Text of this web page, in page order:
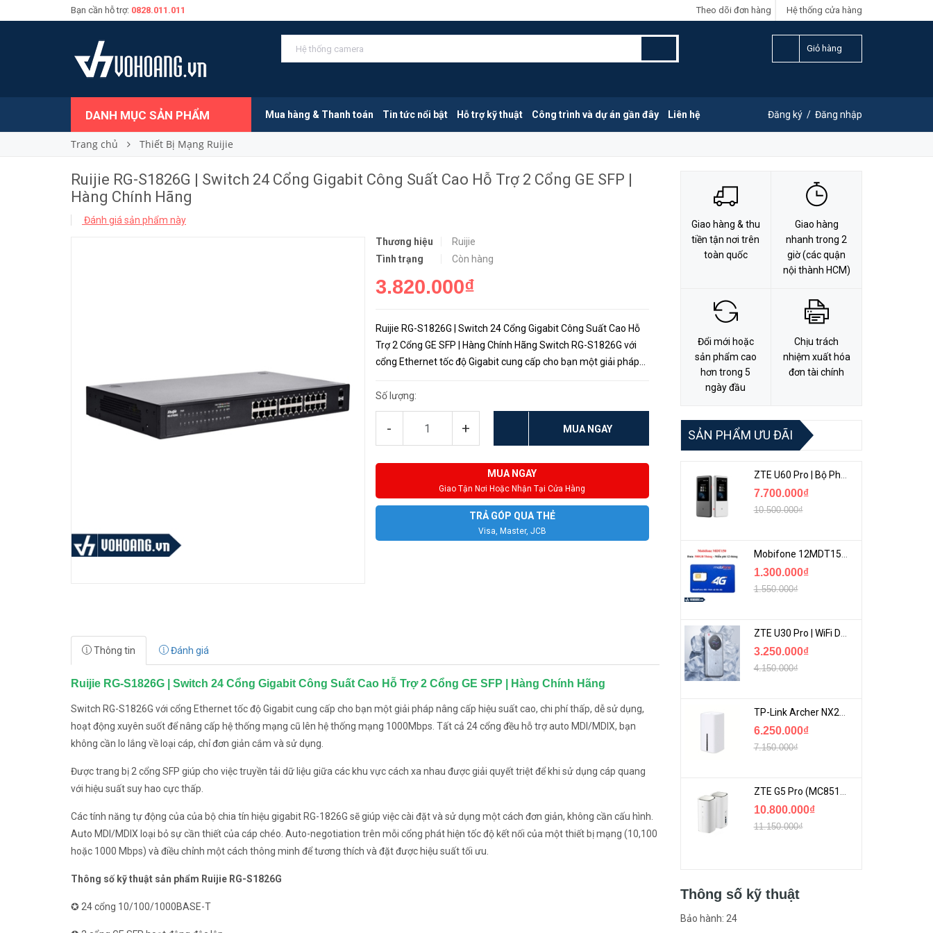
Bạn cần hỗ trợ: 0828.011.011 Hệ thống cửa hàng
Theo dõi đơn hàng
Giỏ hàng
DANH MỤC SẢN PHẨM Mua hàng & Thanh toán Tin tức nổi bật Hỗ trợ kỹ thuật Công trình và dự án gần đây Liên hệ Đăng ký / Đăng nhập
Trang chủ Thiết Bị Mạng Ruijie
Ruijie RG-S1826G | Switch 24 Cổng Gigabit Công Suất Cao Hỗ Trợ 2 Cổng GE SFP |
Hàng Chính Hãng
Đánh giá sản phẩm này
Thương hiệu
Ruijie
Tình trạng
Còn hàng
3.820.000₫
Ruijie RG-S1826G | Switch 24 Cổng Gigabit Công Suất Cao Hỗ
Trợ 2 Cổng GE SFP | Hàng Chính Hãng Switch RG-S1826G với
cổng Ethernet tốc độ Gigabit cung cấp cho bạn một giải pháp
xuyên ...
Số lượng:
- + MUA NGAY
MUA NGAY
Giao Tận Nơi Hoặc Nhận Tại Cửa Hàng
TRẢ GÓP QUA THẺ
Visa, Master, JCB
MUA NGAY LIÊN HỆ ĐẶT HÀNG
Thông tin Đánh giá
Ruijie RG-S1826G | Switch 24 Cổng Gigabit Công Suất Cao Hỗ Trợ 2 Cổng GE SFP | Hàng Chính Hãng
Switch RG-S1826G với cổng Ethernet tốc độ Gigabit cung cấp cho bạn một giải pháp nâng cấp hiệu suất cao, chi phí thấp, dễ sử dụng,
hoạt động xuyên suốt để nâng cấp hệ thống mạng cũ lên hệ thống mạng 1000Mbps. Tất cả 24 cổng đều hỗ trợ auto MDI/MDIX, bạn
không cần lo lắng về loại cáp, chỉ đơn giản cắm và sử dụng.
Được trang bị 2 cổng SFP giúp cho việc truyền tải dữ liệu giữa các khu vực cách xa nhau được giải quyết triệt để khi sử dụng cáp quang
với hiệu suất suy hao cực thấp.
Các tính năng tự động của của bộ chia tín hiệu gigabit RG-1826G sẽ giúp việc cài đặt và sử dụng một cách đơn giản, không cần cấu hình.
Auto MDI/MDIX loại bỏ sự cần thiết của cáp chéo. Auto-negotiation trên mỗi cổng phát hiện tốc độ kết nối của một thiết bị mạng (10,100
hoặc 1000 Mbps) và điều chỉnh một cách thông minh để tương thích và đặt được hiệu suất tối ưu.
Thông số kỹ thuật sản phẩm Ruijie RG-S1826G
✪ 24 cổng 10/100/1000BASE-T
Giao hàng & thu
tiền tận nơi trên
toàn quốc
Giao hàng
nhanh trong 2
giờ (các quận
nội thành HCM)
Đổi mới hoặc
sản phẩm cao
hơn trong 5
ngày đầu
Chịu trách
nhiệm xuất hóa
đơn tài chính
SẢN PHẨM ƯU ĐÃI
ZTE U60 Pro | Bộ Phát 5G Cầm Tay Tích Hợp Công Nghệ WiFi 7, Pin 10000mAh
7.700.000₫
10.500.000₫
Mobifone 12MDT150 | Sim Chuyên 4G Mobifone Dung Lượng Cao 500GB/Tháng Gói 1 Năm
1.300.000₫
1.550.000₫
ZTE U30 Pro | WiFi Di Động 5G Tốc Độ Lên Đến 500Mbps, Màn Hình Cảm Ứng
3.250.000₫
4.150.000₫
TP-Link Archer NX200 | Bộ Phát WiFi Dùng Sim 5G Tốc Độ Cao Mới FullBox
6.250.000₫
7.150.000₫
ZTE G5 Pro (MC8512) | Router 5G WiFi7 Be7200 Hỗ Trợ Băng Tần 6Ghz Cực Mạnh
10.800.000₫
11.150.000₫
Thông số kỹ thuật
Bảo hành: 24